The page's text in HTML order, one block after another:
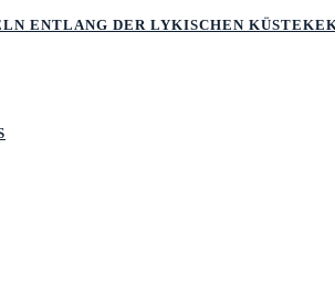
ENTLANG DER LYKISCHEN